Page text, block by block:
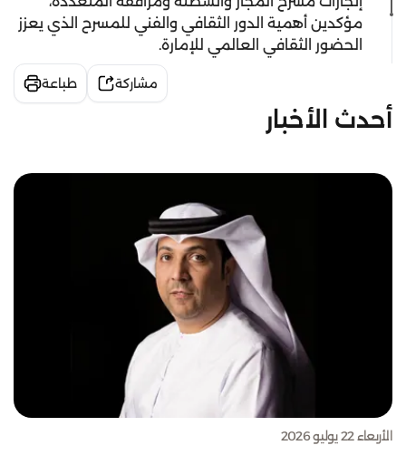
مؤكدين أهمية الدور الثقافي والفني للمسرح الذي يعزز
الحضور الثقافي العالمي للإمارة.
مشاركة طباعة
أحدث الأخبار
الأربعاء 22 يوليو 2026